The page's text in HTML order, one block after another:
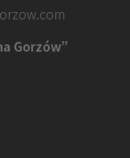
Gorzów”